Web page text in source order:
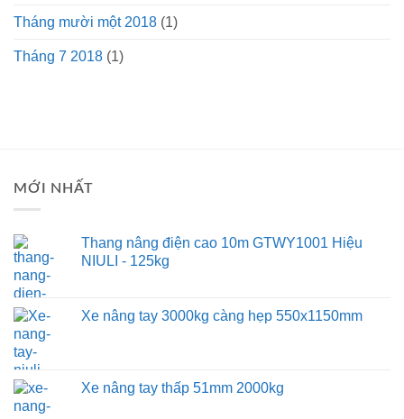
Tháng mười một 2018 (1)
Tháng 7 2018 (1)
MỚI NHẤT
Thang nâng điện cao 10m GTWY1001 Hiệu
NIULI - 125kg
Xe nâng tay 3000kg càng hẹp 550x1150mm
Xe nâng tay thấp 51mm 2000kg